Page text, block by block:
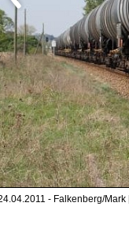
- Falkenberg/Mark